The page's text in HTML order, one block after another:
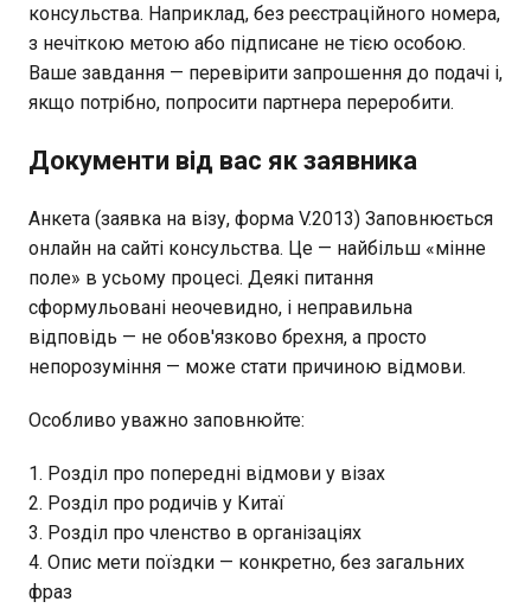
консульства. Наприклад, без реєстраційного номера,
з нечіткою метою або підписане не тією особою.
Ваше завдання — перевірити запрошення до подачі і,
якщо потрібно, попросити партнера переробити.
Документи від вас як заявника
Анкета (заявка на візу, форма V.2013) Заповнюється
онлайн на сайті консульства. Це — найбільш «мінне
поле» в усьому процесі. Деякі питання
сформульовані неочевидно, і неправильна
відповідь — не обов'язково брехня, а просто
непорозуміння — може стати причиною відмови.
Особливо уважно заповнюйте:
Розділ про попередні відмови у візах
Розділ про родичів у Китаї
Розділ про членство в організаціях
Опис мети поїздки — конкретно, без загальних
фраз